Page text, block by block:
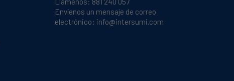
Envíenos un mensaje de correo
electrónico: info@intersumi.com